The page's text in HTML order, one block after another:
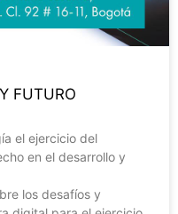
FUTURO
el ejercicio del
en el desarrollo y
los desafíos y